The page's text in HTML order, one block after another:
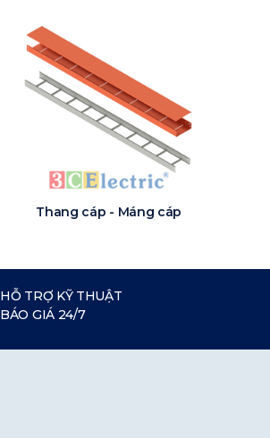
Thang cáp - Máng cáp
HỖ TRỢ KỸ THUẬT
BÁO GIÁ 24/7